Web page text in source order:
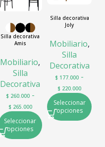
Silla decorativa
Amis
Mobiliario,
Silla
Decorativa
$260.000 -
$265.000
Seleccionar
opciones
Silla decorativa
Joly
Mobiliario,
Silla
Decorativa
$ 177.000 -
$ 220.000
Seleccionar
opciones